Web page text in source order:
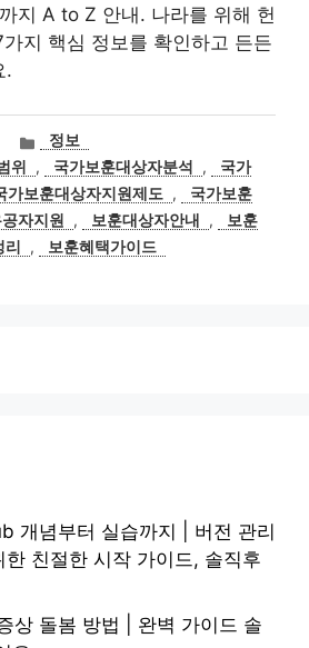
지 A to Z 안내. 나라를 위해 헌
지 핵심 정보를 확인하고 든든
.
카
고
리
정보
위 , 국가보훈대상자분석 ,
국가
가보훈대상자지원제도 ,
국가보훈
자지원 , 보훈대상자안내 ,
보훈
, 보훈혜택가이드
개념부터 실습까지 | 버전 관리
친절한 시작 가이드, 솔직후
상 돌봄 방법 | 완벽 가이드 솔